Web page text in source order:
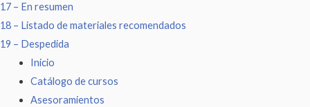
17 – En resumen
18 – Listado de materiales recomendados
19 – Despedida
Inicio
Catálogo de cursos
Asesoramientos